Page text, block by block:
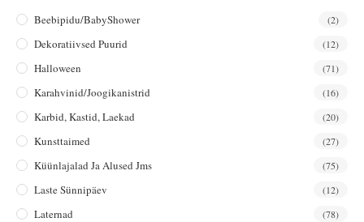
Beebipidu/BabyShower (2)
Dekoratiivsed Puurid (12)
Halloween (71)
Karahvinid/joogikanistrid (16)
Karbid, Kastid, Laekad (20)
Kunsttaimed (27)
Küünlajalad Ja Alused Jms (75)
Laste Sünnipäev (12)
Laternad (78)